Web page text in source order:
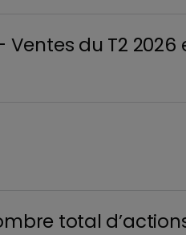
du T2 2026
total